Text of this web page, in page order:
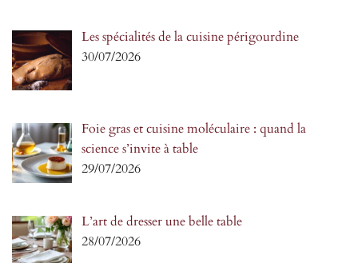
Les spécialités de la cuisine périgourdine
30/07/2026
Foie gras et cuisine moléculaire : quand la
science s’invite à table
29/07/2026
L’art de dresser une belle table
28/07/2026